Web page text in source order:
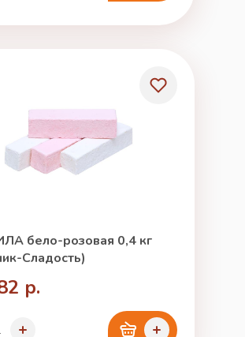
бело-розовая 0,4 кг
Сладость)
р.